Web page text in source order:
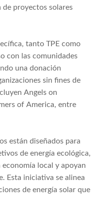
de proyectos solares
tanto TPE como
con las comunidades
una donación
sin fines de
Angels on
of America, entre
están diseñados para
de energía ecológica,
local y apoyan
Esta iniciativa se alinea
de energía solar que